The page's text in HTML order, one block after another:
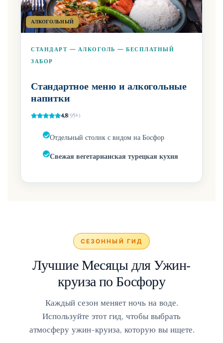
АЛКОГОЛЬНЫЙ
СТАНДАРТ — АЛКОГОЛЬ — БЕСПЛАТНЫЙ
ЗАБОР
Стандартное меню и алкогольные
напитки
4,8(95+)
Отдельный столик с видом на Босфор
Свежая вегетарианская турецкая кухня
СЕЗОННЫЙ ГИД
Лучшие Месяцы для Ужин-
круиза по Босфору
Каждый сезон меняет ночь на воде.
Используйте этот гид, чтобы выбрать
атмосферу ужин-круиза, которую вы ищете.